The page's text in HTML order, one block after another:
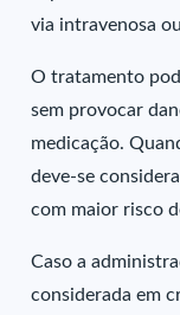
via intravenosa
O tratamento
sem provocar
medicação.
deve-se
com maior risco
Caso a
considerada em